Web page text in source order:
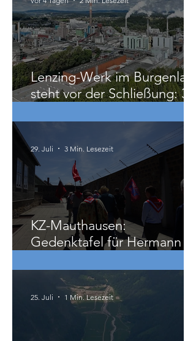
Lenzing-Werk im Burgenland
steht vor der Schließung: 300
vor 4 Tagen 2 Min. Lesezeit
KZ-Mauthausen:
Gedenktafel für Hermann
Köhler
29. Juli 3 Min. Lesezeit
1 Min. Lesezeit